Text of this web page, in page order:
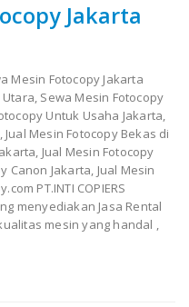
Jakarta
Mesin Fotocopy Jakarta
Sewa Mesin Fotocopy
Untuk Usaha Jakarta,
Mesin Fotocopy Bekas di
Jual Mesin Fotocopy
Canon Jakarta, Jual Mesin
PT.INTI COPIERS
menyediakan Jasa Rental
mesin yang handal ,